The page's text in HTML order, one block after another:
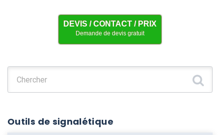
DEVIS / CONTACT / PRIX
Demande de devis gratuit
Outils de signalétique